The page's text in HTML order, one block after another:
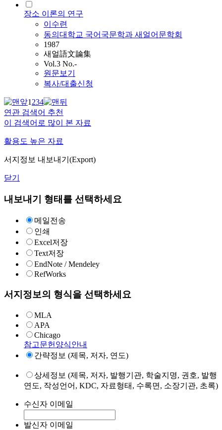
장소 이론의 연구
이수련
동의대학교 국어국문학과 새얼어문학회
1987
새얼語文論集
Vol.3 No.-
원문보기
복사/대출신청
1234
연관 검색어 추천
이 검색어로 많이 본 자료
활용도 높은 자료
서지정보 내보내기(Export)
닫기
내보내기 형태를 선택하세요
메일전송
인쇄
Excel저장
Text저장
EndNote / Mendeley
RefWorks
서지정보의 형식을 선택하세요
MLA
APA
Chicago
참고문헌양식안내
간략정보 (제목, 저자, 연도)
상세정보 (제목, 저자, 발행기관, 학술지명, 권호, 발행
연도, 작성언어, KDC, 자료형태, 수록면, 소장기관, 초록)
수신자 이메일
발신자 이메일